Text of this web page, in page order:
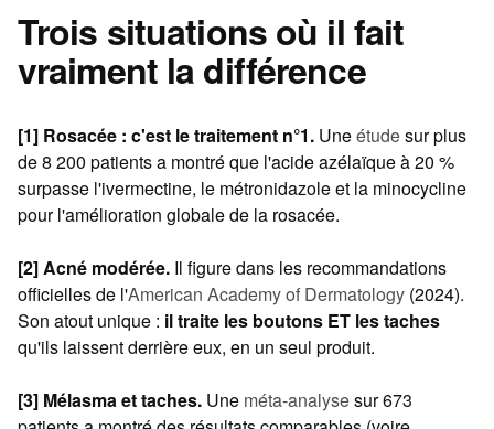
Trois situations où il fait
vraiment la différence
[1] Rosacée : c'est le traitement n°1. Uneétudesur plus
de 8 200 patients a montré que l'acide azélaïque à 20 %
surpasse l'ivermectine, le métronidazole et la minocycline
pour l'amélioration globale de la rosacée.
[2] Acné modérée. Il figure dans les recommandations
officielles de l'American Academy of Dermatology (2024).
Son atout unique : il traite les boutons ET les taches
qu'ils laissent derrière eux, en un seul produit.
[3] Mélasma et taches. Une méta-analysesur 673